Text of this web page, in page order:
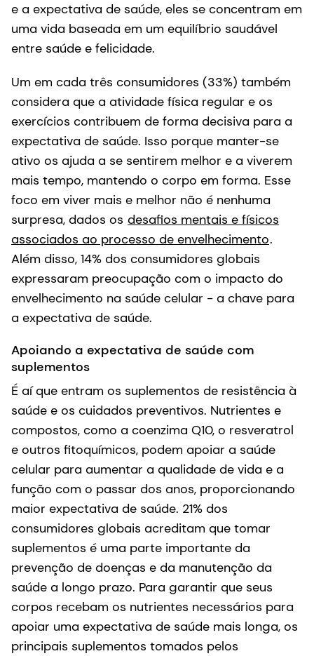
e a expectativa de saúde, eles se concentram em
uma vida baseada em um equilíbrio saudável
entre saúde e felicidade.
Um em cada três consumidores (33%) também
considera que a atividade física regular e os
exercícios contribuem de forma decisiva para a
expectativa de saúde. Isso porque manter-se
ativo os ajuda a se sentirem melhor e a viverem
mais tempo, mantendo o corpo em forma. Esse
foco em viver mais e melhor não é nenhuma
surpresa, dados os desafios mentais e físicos
associados ao processo de envelhecimento.
Além disso, 14% dos consumidores globais
expressaram preocupação com o impacto do
envelhecimento na saúde celular - a chave para
a expectativa de saúde.
Apoiando a expectativa de saúde com
suplementos
É aí que entram os suplementos de resistência à
saúde e os cuidados preventivos. Nutrientes e
compostos, como a coenzima Q10, o resveratrol
e outros fitoquímicos, podem apoiar a saúde
celular para aumentar a qualidade de vida e a
função com o passar dos anos, proporcionando
maior expectativa de saúde. 21% dos
consumidores globais acreditam que tomar
suplementos é uma parte importante da
prevenção de doenças e da manutenção da
saúde a longo prazo. Para garantir que seus
corpos recebam os nutrientes necessários para
apoiar uma expectativa de saúde mais longa, os
principais suplementos tomados pelos